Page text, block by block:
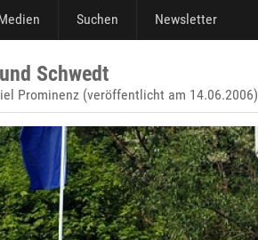
Suchen Newsletter
Schwedt
Prominenz (veröffentlicht am 14.06.2006)